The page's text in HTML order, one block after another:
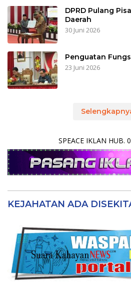
DPRD Pulang
Daerah
30 Juni 2026
Penguatan
23 Juni 2026
SPEACE
KEJAHATAN ADA